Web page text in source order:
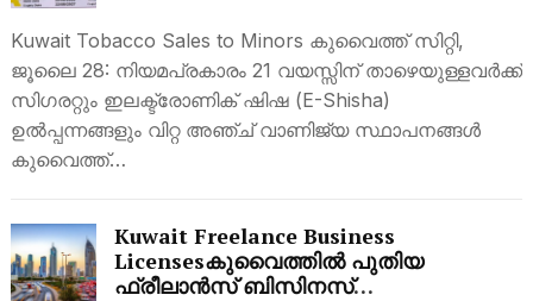
Kuwait Tobacco Sales to Minors കുവൈത്ത് സിറ്റി,
ജൂലൈ 28: നിയമപ്രകാരം 21 വയസ്സിന് താഴെയുള്ളവർക്ക്
സിഗരറ്റും ഇലക്ട്രോണിക് ഷിഷ (E-Shisha)
ഉൽപ്പന്നങ്ങളും വിറ്റ അഞ്ച് വാണിജ്യ സ്ഥാപനങ്ങൾ
കുവൈത്ത്…
Kuwait Freelance Business
Licensesകുവൈത്തിൽ പുതിയ
ഫ്രീലാൻസ് ബിസിനസ്